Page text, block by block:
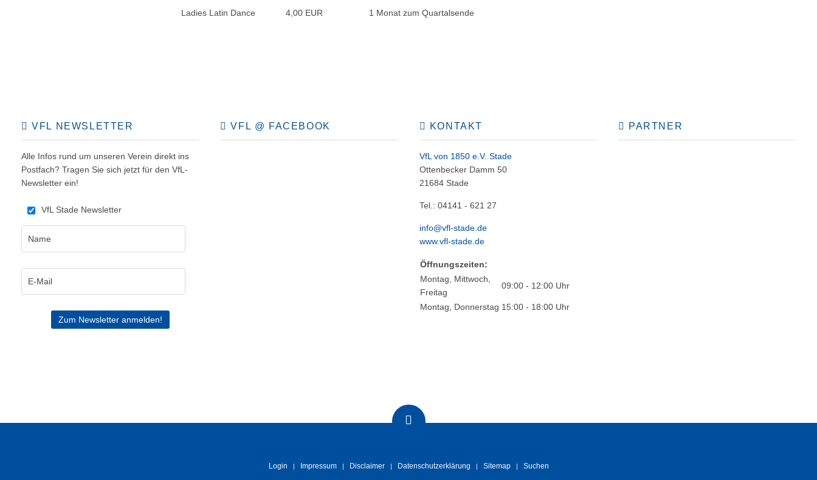
Ladies Latin Dance 4,00 EUR 1 Monat zum Quartalsende
VFL NEWSLETTER
Alle Infos rund um unseren Verein direkt ins
Postfach? Tragen Sie sich jetzt für den VfL-
Newsletter ein!
VfL Stade Newsletter
VFL @ FACEBOOK KONTAKT
VfL von 1850 e.V. Stade
Ottenbecker Damm 50
21684 Stade
Tel.: 04141 - 621 27
info@vfl-stade.de
www.vfl-stade.de
Öffnungszeiten:
Montag, Mittwoch,
Freitag
09:00 - 12:00 Uhr
Montag, Donnerstag 15:00 - 18:00 Uhr
PARTNER
Login Impressum Disclaimer Datenschutzerklärung Sitemap Suchen